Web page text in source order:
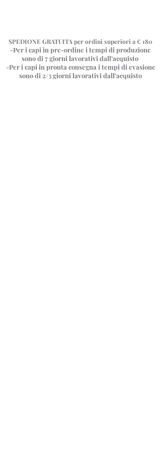
SPEDIONE GRATUITA per ordini superiori a € 180
-Per i capi in pre-ordine i tempi di produzione
sono di 7 giorni lavorativi dall’acquisto
-Per i capi in pronta consegna i tempi di evasione
sono di 2/3 giorni lavorativi dall’acquisto